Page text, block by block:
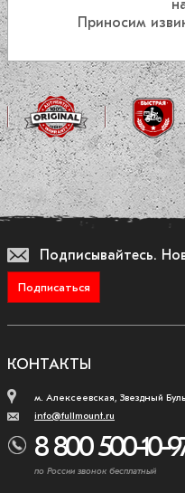
Приносим
Подписывайтесь.
Подписаться
КОНТАКТЫ
м. Алексеевская, Звездный
info@fullmount.ru
8 800 500-10-
по России звонок бесплатный